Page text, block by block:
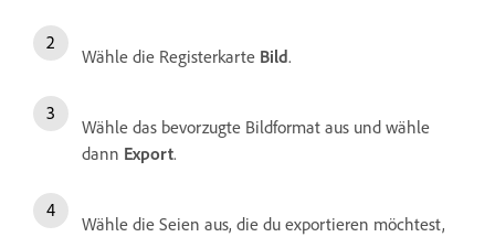
Wähle die Registerkarte Bild.
Wähle das bevorzugte Bildformat aus und wähle
dann Export.
Wähle die Seien aus, die du exportieren möchtest,